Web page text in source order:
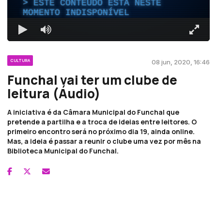
ESTE CONTEÚDO ESTÁ NESTE
MOMENTO INDISPONÍVEL
CULTURA 08 jun, 2020, 16:46
Funchal vai ter um clube de
leitura (Áudio)
A iniciativa é da Câmara Municipal do Funchal que
pretende a partilha e a troca de ideias entre leitores. O
primeiro encontro será no próximo dia 19, ainda online.
Mas, a ideia é passar a reunir o clube uma vez por mês na
Biblioteca Municipal do Funchal.